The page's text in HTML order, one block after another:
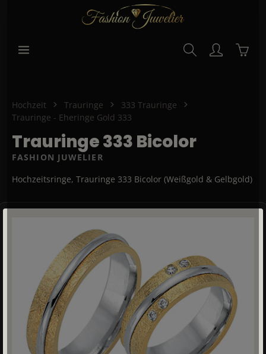
Hochzeit Trauringe
333 Trauringe
Trauringe - Eheringe Gold 333
Trauringe 333 Bicolor
FASHION JUWELIER
Hochzeitsringe, Trauringe 333 Bicolor (Weißgold & Gelbgold)
Bildergalerie überspringen